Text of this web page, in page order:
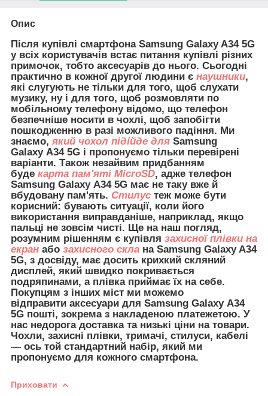
Опис
Після купівлі смартфона Samsung Galaxy A34 5G
у всіх користувачів встає питання купівлі різних
примочок, тобто аксесуарів до нього. Сьогодні
практично в кожної другої людини є наушники,
які слугують не тільки для того, щоб слухати
музику, ну і для того, щоб розмовляти по
мобільному телефону відомо, що телефон
безпечніше носити в чохлі, щоб запобігти
пошкодженню в разі можливого падіння. Ми
знаємо, який чохол підійде для Samsung
Galaxy A34 5G і пропонуємо тільки перевірені
варіанти. Також незайвим придбанням
буде карта пам'яті MicroSD, адже телефон
Samsung Galaxy A34 5G має не таку вже й
вбудовану пам'ять. Стилус теж може бути
корисний: бувають ситуації, коли його
використання виправданіше, наприклад, якщо
пальці не зовсім чисті. Ще на наш погляд,
розумним рішенням є купівля захисної плівки на
екран або захисного скла на Samsung Galaxy A34
5G, з досвіду, має досить крихкий скляний
дисплей, який швидко покривається
подряпинами, а плівка приймає їх на себе.
Покупцям з інших міст ми можемо
відправити аксесуари для Samsung Galaxy A34
5G пошті, зокрема з накладеною платежетою. У
нас недорога доставка та низькі ціни на товари.
Чохли, захисні плівки, тримачі, стилуси, кабелі
— ось той стандартний набір, який ми
пропонуємо для кожного смартфона.
Приховати